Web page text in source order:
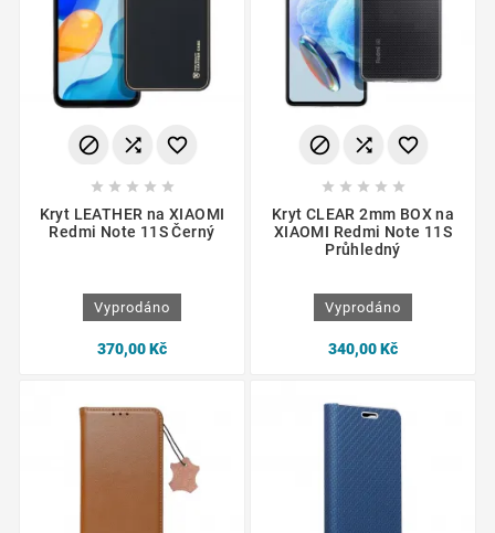
  
    
Kryt LEATHER na XIAOMI
Redmi Note 11S Černý
Vyprodáno
370,00 Kč
  
    
Kryt CLEAR 2mm BOX na
XIAOMI Redmi Note 11S
Průhledný
Vyprodáno
340,00 Kč